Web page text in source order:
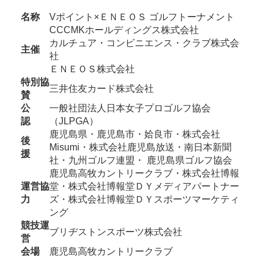
名称 Vポイント×ＥＮＥＯＳ ゴルフトーナメント
主催
CCCMKホールディングス株式会社
カルチュア・コンビニエンス・クラブ株式会
社
ＥＮＥＯＳ株式会社
特別協
賛
三井住友カード株式会社
公
認
一般社団法人日本女子プロゴルフ協会
（JLPGA）
後
援
鹿児島県・鹿児島市・姶良市・株式会社
Misumi・株式会社鹿児島放送・南日本新聞
社・九州ゴルフ連盟・ 鹿児島県ゴルフ協会
運営協
力
鹿児島高牧カントリークラブ・株式会社博報
堂・株式会社博報堂ＤＹメディアパートナー
ズ・株式会社博報堂ＤＹスポーツマーケティ
ング
競技運
営
ブリヂストンスポーツ株式会社
会場
鹿児島高牧カントリークラブ